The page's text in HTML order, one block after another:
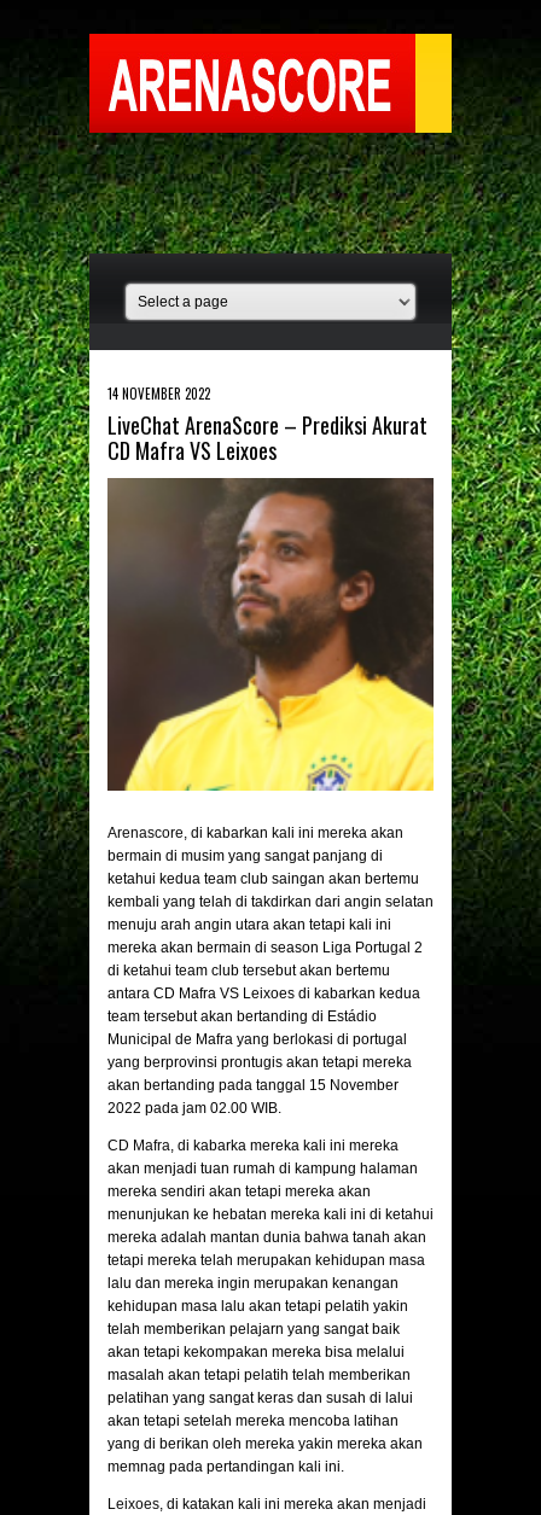
14 NOVEMBER 2022
LiveChat ArenaScore – Prediksi Akurat
CD Mafra VS Leixoes
Arenascore, di kabarkan kali ini mereka akan
bermain di musim yang sangat panjang di
ketahui kedua team club saingan akan bertemu
kembali yang telah di takdirkan dari angin selatan
menuju arah angin utara akan tetapi kali ini
mereka akan bermain di season Liga Portugal 2
di ketahui team club tersebut akan bertemu
antara CD Mafra VS Leixoes di kabarkan kedua
team tersebut akan bertanding di Estádio
Municipal de Mafra yang berlokasi di portugal
yang berprovinsi prontugis akan tetapi mereka
akan bertanding pada tanggal 15 November
2022 pada jam 02.00 WIB.
CD Mafra, di kabarka mereka kali ini mereka
akan menjadi tuan rumah di kampung halaman
mereka sendiri akan tetapi mereka akan
menunjukan ke hebatan mereka kali ini di ketahui
mereka adalah mantan dunia bahwa tanah akan
tetapi mereka telah merupakan kehidupan masa
lalu dan mereka ingin merupakan kenangan
kehidupan masa lalu akan tetapi pelatih yakin
telah memberikan pelajarn yang sangat baik
akan tetapi kekompakan mereka bisa melalui
masalah akan tetapi pelatih telah memberikan
pelatihan yang sangat keras dan susah di lalui
akan tetapi setelah mereka mencoba latihan
yang di berikan oleh mereka yakin mereka akan
memnag pada pertandingan kali ini.
Leixoes, di katakan kali ini mereka akan menjadi